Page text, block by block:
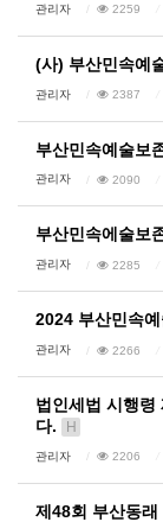
관리자 2259
(사) 부산민속예
관리자 2387
부산민속예술보
관리자 2090
부산민속에술보
관리자 2285
2024 부산민속
관리자 2266
법인세법 시행령
다.
H
관리자 2206
제48회 부산동래